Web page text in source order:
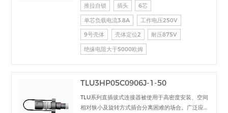
直流、高速、射频、光纤等的信号连接传输。
推拉自锁 插头 6芯
单芯负载电流3.8A 工作电压250V
9号壳体 壳体定位2 耐压875V
绝缘电阻大于5000欧姆
TLU3HP05C0906J-1-50
TLU系列直插拔式连接器被使用于高密度安装、空间
相对狭小及旋转方式插合分离困难的场合。广泛应用